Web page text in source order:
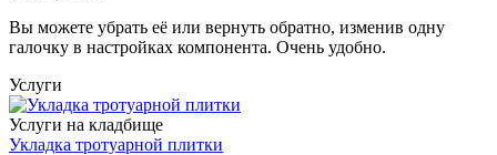
Вы можете убрать её или вернуть обратно, изменив одну
галочку в настройках компонента. Очень удобно.
Услуги
Услуги на кладбище
Укладка тротуарной плитки